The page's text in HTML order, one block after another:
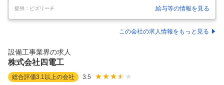
容が異なる場合があります 「世界中の誰もが願う、豊かで快適な住まい
の実現」 LIXILは日本のものづくりの伝統を礎に、世界をリードする技
術やイノベーションで、 日々の暮らしの課題を解決する高品質な製品を
グローバルに提供しています。 今回はハウジングテクノロジー事業で下
フォーム物件のビル用サッシやカーテンウォールの実施設計職” ■職務概
要…
提供：ビズリーチ 給与等の情報を見る
この会社の求人情報をもっと見る
設備工事業界の求人
株式会社四電工
総合評価3.1 以上の会社 3.5